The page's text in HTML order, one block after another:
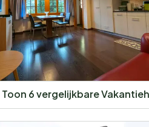
Toon 6 vergelijkbare